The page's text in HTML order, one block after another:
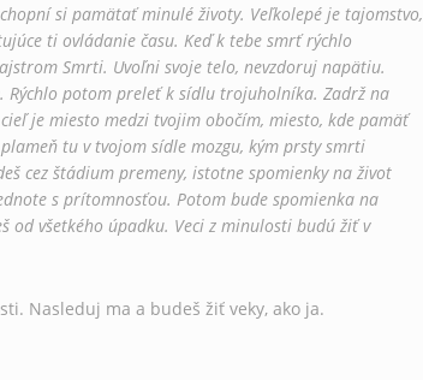
si pamätať minulé životy. Veľkolepé je tajomstvo,
ti ovládanie času. Keď k tebe smrť rýchlo
Smrti. Uvoľni svoje telo, nevzdoruj napätiu.
Rýchlo potom preleť k sídlu trojuholníka. Zadrž na
je miesto medzi tvojim obočím, miesto, kde pamäť
tu v tvojom sídle mozgu, kým prsty smrti
cez štádium premeny, istotne spomienky na život
s prítomnosťou. Potom bude spomienka na
od všetkého úpadku. Veci z minulosti budú žiť v
Nasleduj ma a budeš žiť veky, ako ja.